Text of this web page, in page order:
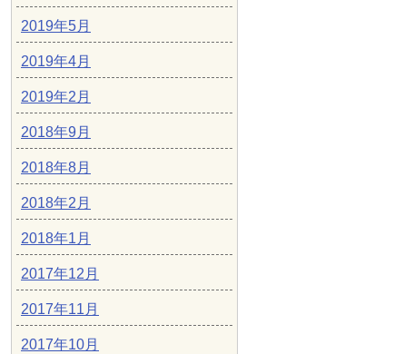
2019年5月
2019年4月
2019年2月
2018年9月
2018年8月
2018年2月
2018年1月
2017年12月
2017年11月
2017年10月